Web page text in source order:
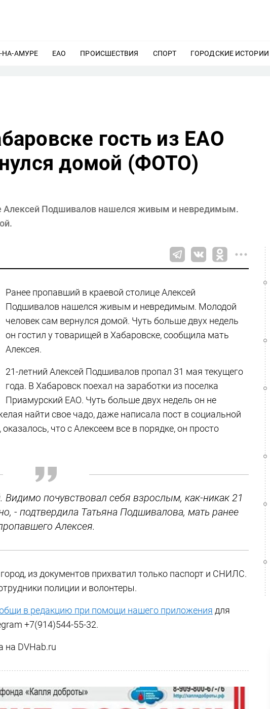
АМУРЕ ЕЩЕ
ЕАО ЕЩЕ
ПРОИСШЕСТВИЯ ЕЩЕ
СПОРТ ЕЩЕ
ГОРОДСКИЕ ИСТОРИИ
гость из ЕАО
домой (ФОТО)
Алексей Подшивалов нашелся живым и невредимым.
Ранее пропавший в краевой столице Алексей
Подшивалов нашелся живым и невредимым. Молодой
человек сам вернулся домой. Чуть больше двух недель
он гостил у товарищей в Хабаровске, сообщила мать
Алексея.
21-летний Алексей Подшивалов пропал 31 мая текущего
года. В Хабаровск поехал на заработки из поселка
Приамурский ЕАО. Чуть больше двух недель он не
найти свое чадо, даже написала пост в социальной
что с Алексеем все в порядке, он просто
почувствовал себя взрослым, как-никак 21
- подтвердила Татьяна Подшивалова, мать ранее
Алексея.
из документов прихватил только паспорт и СНИЛС.
полиции и волонтеры.
в редакцию при помощи нашего приложения для
+7(914)544-55-32.
на DVHab.ru